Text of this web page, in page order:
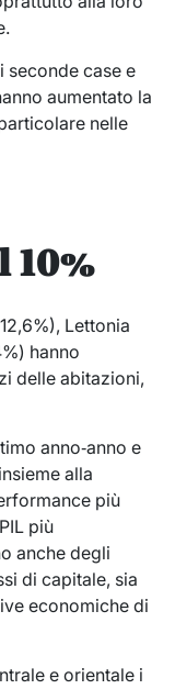
seconde case e
aumentato la
nelle
Lettonia
hanno
delle abitazioni,
anno‑anno e
alla
più
più
anche degli
di capitale, sia
economiche di
e orientale i